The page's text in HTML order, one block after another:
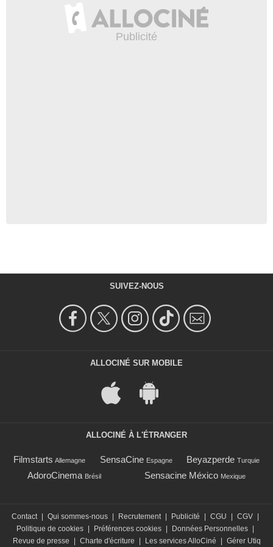
SUIVEZ-NOUS
ALLOCINÉ SUR MOBILE
ALLOCINÉ À L'ÉTRANGER
Filmstarts Allemagne SensaCine Espagne Beyazperde Turquie
AdoroCinema Brésil Sensacine México Mexique
Contact Qui sommes-nous Recrutement Publicité CGU CGV
Politique de cookies
Préférences cookies Données Personnelles
Revue de presse
Charte d'écriture Les services AlloCiné Gérer Utiq